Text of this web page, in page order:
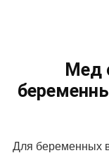
Мед
Для беременных